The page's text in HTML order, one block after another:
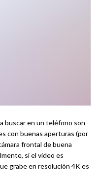
buscar en un teléfono son
con buenas aperturas (por
frontal de buena
si el video es
grabe en resolución 4K es